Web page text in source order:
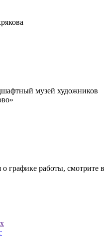
музей художников
графике работы, смотрите в